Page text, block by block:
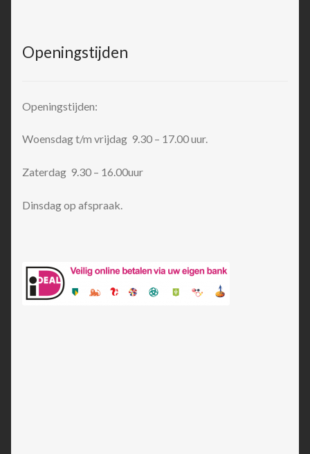
Openingstijden
Openingstijden:
Woensdag t/m vrijdag 9.30 – 17.00 uur.
Zaterdag 9.30 – 16.00uur
Dinsdag op afspraak.